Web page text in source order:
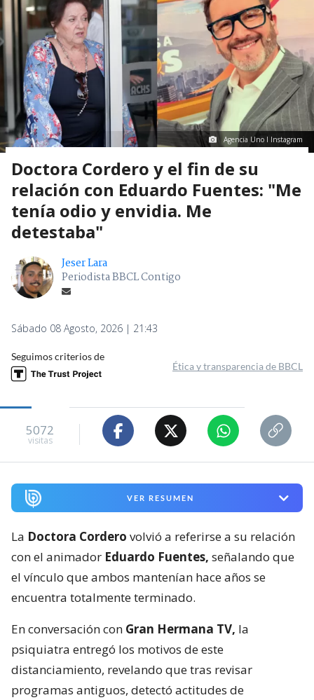
Agencia Uno I Instagram
Doctora Cordero y el fin de su
relación con Eduardo Fuentes: "Me
tenía odio y envidia. Me
detestaba"
Jeser Lara
Periodista BBCL Contigo
Sábado 08 Agosto, 2026 | 21:43
Seguimos criterios de
Ética y transparencia de BBCL
5072
visitas
VER RESUMEN
La Doctora Cordero volvió a referirse a su relación
con el animador Eduardo Fuentes, señalando que
el vínculo que ambos mantenían hace años se
encuentra totalmente terminado.
En conversación con Gran Hermana TV, la
psiquiatra entregó los motivos de este
distanciamiento, revelando que tras revisar
programas antiguos, detectó actitudes de